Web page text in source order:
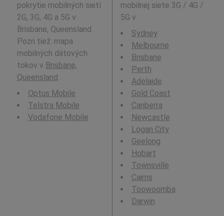
pokrytie mobilných sietí
2G, 3G, 4G a 5G v
Brisbane, Queensland .
Pozri tiež: mapa
mobilných dátových
tokov v Brisbane,
Queensland .
Optus Mobile
Telstra Mobile
Vodafone Mobile
mobilnej siete 3G / 4G /
5G v :
Sydney
Melbourne
Brisbane
Perth
Adelaide
Gold Coast
Canberra
Newcastle
Logan City
Geelong
Hobart
Townsville
Cairns
Toowoomba
Darwin